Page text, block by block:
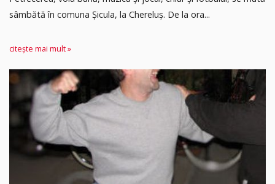
sâmbătă în comuna Șicula, la Chereluș. De la ora...
citește mai mult »